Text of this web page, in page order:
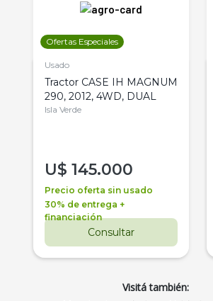
Ofertas Especiales
Usado
Tractor CASE IH MAGNUM
290, 2012, 4WD, DUAL
Isla Verde
U$ 145.000
Precio oferta sin usado
30% de entrega +
financiación
Consultar
Visitá también: